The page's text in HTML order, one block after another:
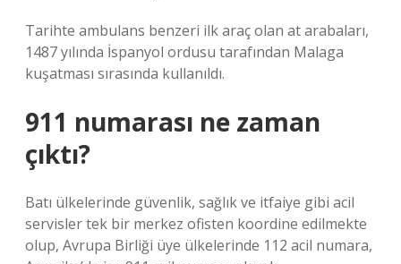
Tarihte ambulans benzeri ilk araç olan at arabaları,
1487 yılında İspanyol ordusu tarafından Malaga
kuşatması sırasında kullanıldı.
911 numarası ne zaman
çıktı?
Batı ülkelerinde güvenlik, sağlık ve itfaiye gibi acil
servisler tek bir merkez ofisten koordine edilmekte
olup, Avrupa Birliği üye ülkelerinde 112 acil numara,